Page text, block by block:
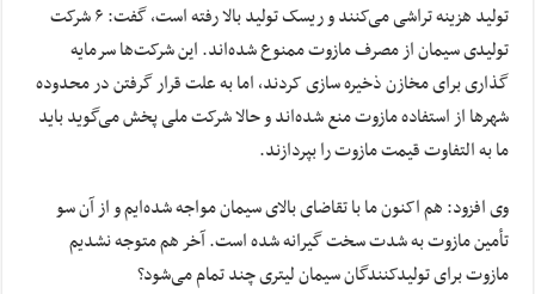
تولید هزینه تراشی می‌کنند و ریسک تولید بالا رفته است، گفت: ۶ شرکت
تولیدی سیمان از مصرف مازوت ممنوع شده‌اند. این شرکت‌ها سرمایه
گذاری برای مخازن ذخیره سازی کردند، اما به علت قرار گرفتن در محدوده
شهرها از استفاده مازوت منع شده‌اند و حالا شرکت ملی پخش می‌گوید باید
ما به التفاوت قیمت مازوت را بپردازند.
وی افزود: هم اکنون ما با تقاضای بالای سیمان مواجه شده‌ایم و از آن سو
تأمین مازوت به شدت سخت گیرانه شده است. آخر هم متوجه نشدیم
مازوت برای تولیدکنندگان سیمان لیتری چند تمام می‌شود؟